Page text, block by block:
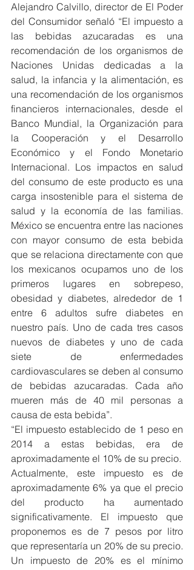
Alejandro Calvillo, director de El Poder
del Consumidor señaló “El impuesto a
las bebidas azucaradas es una
recomendación de los organismos de
Naciones Unidas dedicadas a la
salud, la infancia y la alimentación, es
una recomendación de los organismos
financieros internacionales, desde el
Banco Mundial, la Organización para
la Cooperación y el Desarrollo
Económico y el Fondo Monetario
Internacional. Los impactos en salud
del consumo de este producto es una
carga insostenible para el sistema de
salud y la economía de las familias.
México se encuentra entre las naciones
con mayor consumo de esta bebida
que se relaciona directamente con que
los mexicanos ocupamos uno de los
primeros lugares en sobrepeso,
obesidad y diabetes, alrededor de 1
entre 6 adultos sufre diabetes en
nuestro país. Uno de cada tres casos
nuevos de diabetes y uno de cada
siete de enfermedades
cardiovasculares se deben al consumo
de bebidas azucaradas. Cada año
mueren más de 40 mil personas a
causa de esta bebida”.
“El impuesto establecido de 1 peso en
2014 a estas bebidas, era de
aproximadamente el 10% de su precio.
Actualmente, este impuesto es de
aproximadamente 6% ya que el precio
del producto ha aumentado
significativamente. El impuesto que
proponemos es de 7 pesos por litro
que representaría un 20% de su precio.
Un impuesto de 20% es el mínimo